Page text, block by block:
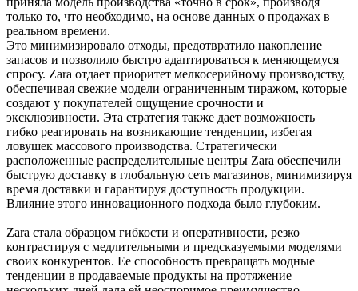
только то, что необходимо, на основе данных о продажах в
реальном времени.
Это минимизировало отходы, предотвратило накопление
запасов и позволило быстро адаптироваться к меняющемуся
спросу. Zara отдает приоритет мелкосерийному производству,
обеспечивая свежие модели ограниченным тиражом, которые
создают у покупателей ощущение срочности и
эксклюзивности. Эта стратегия также дает возможность
гибко реагировать на возникающие тенденции, избегая
ловушек массового производства. Стратегически
расположенные распределительные центры Zara обеспечили
быструю доставку в глобальную сеть магазинов, минимизируя
время доставки и гарантируя доступность продукции.
Влияние этого инновационного подхода было глубоким.
Zara стала образцом гибкости и оперативности, резко
контрастируя с медлительными и предсказуемыми моделями
своих конкурентов. Ее способность превращать модные
тенденции в продаваемые продукты на протяжение